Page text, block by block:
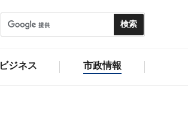
ビジネス 市政情報